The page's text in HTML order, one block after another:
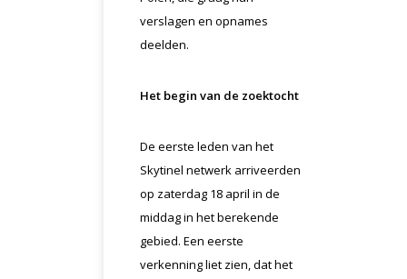
verslagen en opnames
deelden.
Het begin van de zoektocht
De eerste leden van het
Skytinel netwerk arriveerden
op zaterdag 18 april in de
middag in het berekende
gebied. Een eerste
verkenning liet zien, dat het